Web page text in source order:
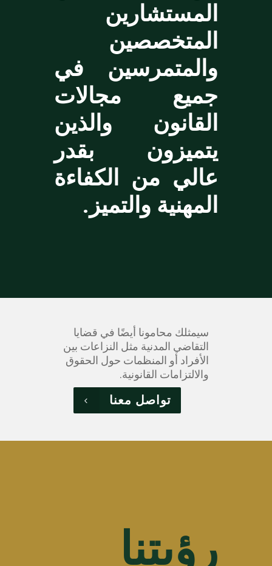
المستشارين
المتخصصين
والمتمرسين في
جميع مجالات
القانون والذين
يتميزون بقدر
عالي من الكفاءة
المهنية والتميز.
سيمثلك محامونا أيضًا في قضايا
التقاضي المدنية مثل النزاعات بين
الأفراد أو المنظمات حول الحقوق
والالتزامات القانونية.
تواصل معنا
رؤيتنا